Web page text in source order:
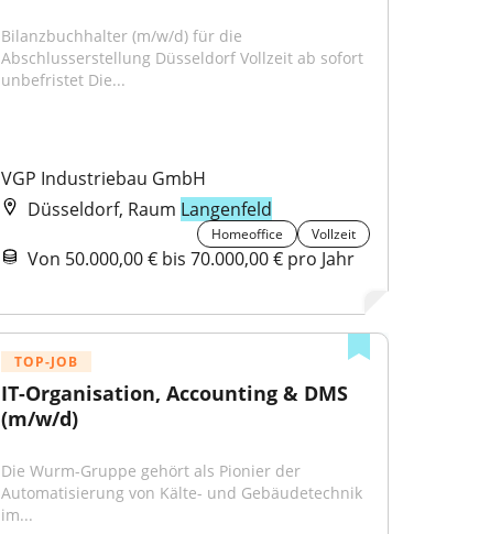
Bilanzbuchhalter (m/w/d) für die
Abschlusserstellung Düsseldorf Vollzeit ab sofort
unbefristet Die...
VGP Industriebau GmbH
Düsseldorf, Raum Langenfeld
Homeoffice Vollzeit
Von 50.000,00 € bis 70.000,00 € pro Jahr
TOP-JOB
IT-Organisation, Accounting & DMS
(m/w/d)
Die Wurm-Gruppe gehört als Pionier der
Automatisierung von Kälte- und Gebäudetechnik
im...